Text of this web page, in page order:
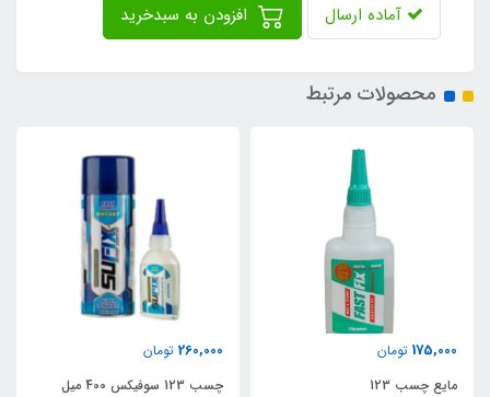
آماده ارسال
محصولات مرتبط
چسب 123 سوفیکس 400 میل
چسب ۱۲۳ ثناباند ۴۰۰ میل